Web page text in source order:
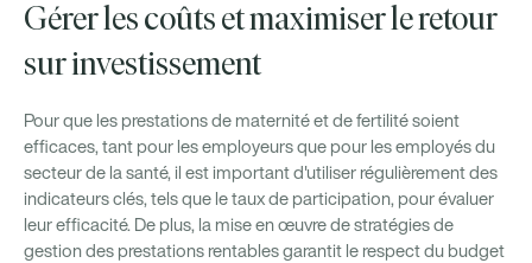
Gérer les coûts et maximiser le retour
sur investissement
Pour que les prestations de maternité et de fertilité soient
efficaces, tant pour les employeurs que pour les employés du
secteur de la santé, il est important d'utiliser régulièrement des
indicateurs clés, tels que le taux de participation, pour évaluer
leur efficacité. De plus, la mise en œuvre de stratégies de
gestion des prestations rentables garantit le respect du budget